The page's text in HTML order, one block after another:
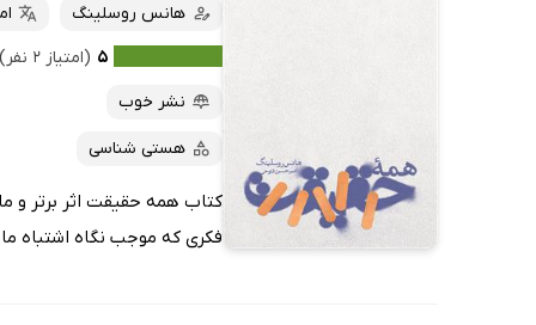
هانس روسلینگ
۵ (امتیاز ۲ نفر)
نشر خوب
هستی شناسی
کتاب همه حقیقت اثر برتر و
فکری که موجب نگاه اشتباه